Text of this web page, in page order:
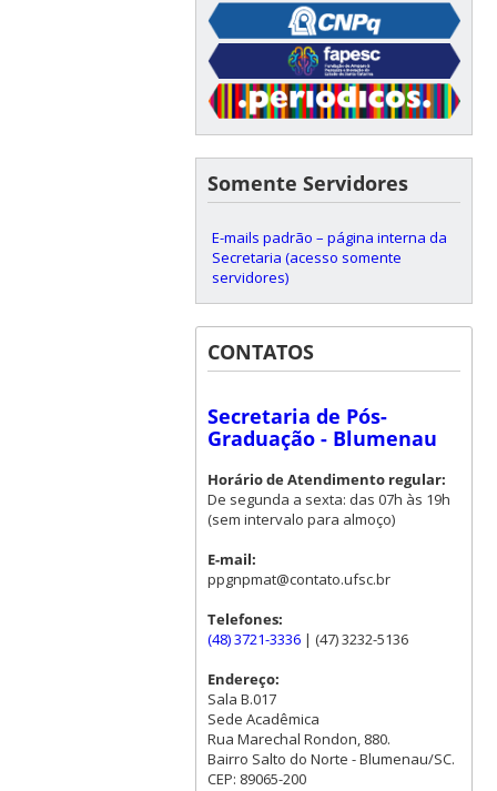
Somente Servidores
E-mails padrão – página interna da
Secretaria (acesso somente
servidores)
CONTATOS
Secretaria de Pós-
Graduação - Blumenau
Horário de Atendimento regular:
De segunda a sexta: das 07h às 19h
(sem intervalo para almoço)
E-mail:
ppgnpmat@contato.ufsc.br
Telefones:
(48) 3721-3336| (47) 3232-5136
Endereço:
Sala B.017
Sede Acadêmica
Rua Marechal Rondon, 880.
Bairro Salto do Norte - Blumenau/SC.
CEP: 89065-200